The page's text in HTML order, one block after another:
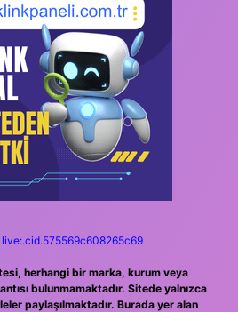
live:.cid.575569c608265c69
herhangi bir marka, kurum veya
bulunmamaktadır. Sitede yalnızca
paylaşılmaktadır. Burada yer alan